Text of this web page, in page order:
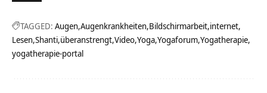
TAGGED: Augen Augenkrankheiten Bildschirmarbeit internet
Lesen Shanti überanstrengt Video Yoga Yogaforum Yogatherapie
yogatherapie-portal